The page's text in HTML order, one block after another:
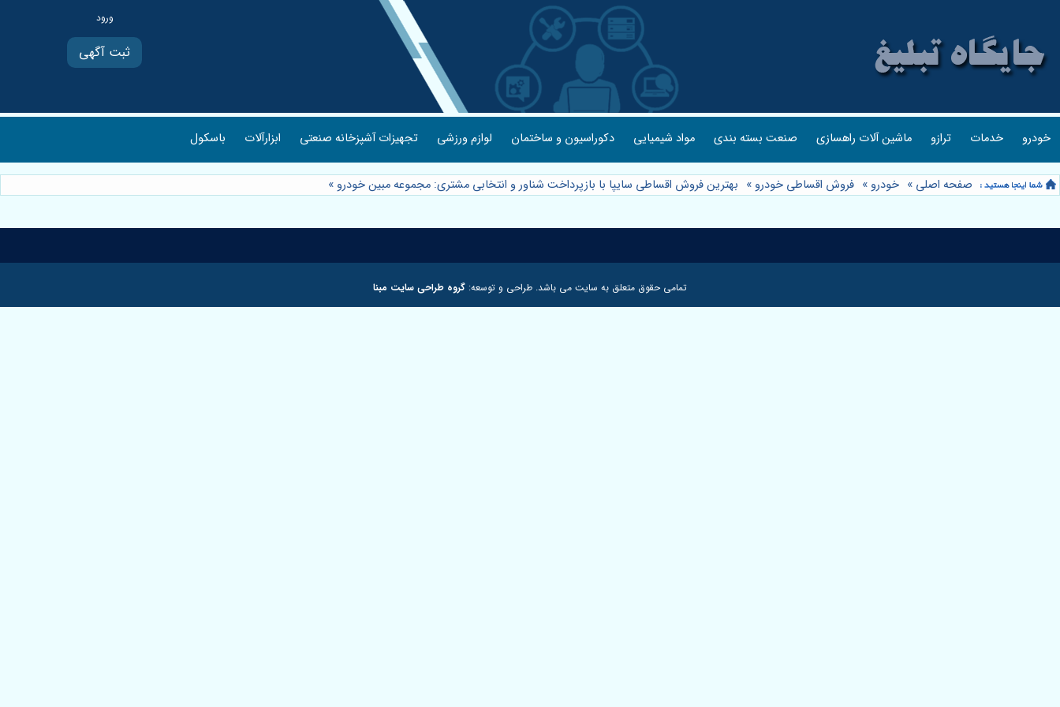
ثبت آگهی
خودرو خدمات ترازو ماشین آلات راهسازی صنعت بسته بندی مواد شیمیایی دکوراسیون و ساختمان لوازم ورزشی تجهیزات آشپزخانه صنعتی ابزارآلات باسکول
صفحه اصلی » خودرو » فروش اقساطی خودرو » بهترین فروش اقساطی سایپا با بازپرداخت شناور و انتخابی مشتری: مجموعه مبین خودرو »
تمامی حقوق متعلق به سایت می باشد. طراحی و توسعه: گروه طراحی سایت مبنا